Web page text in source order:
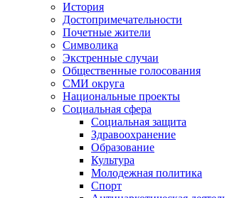
История
Достопримечательности
Почетные жители
Символика
Экстренные случаи
Общественные голосования
СМИ округа
Национальные проекты
Социальная сфера
Социальная защита
Здравоохранение
Образование
Культура
Молодежная политика
Спорт